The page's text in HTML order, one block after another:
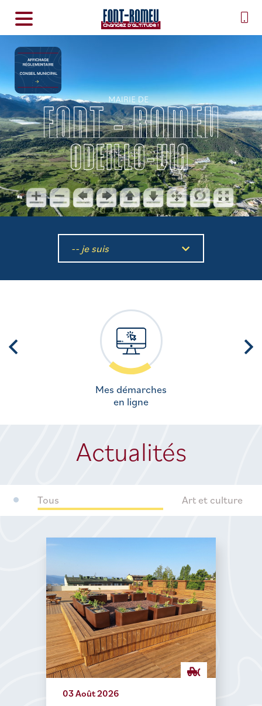
-- je suis
Mes démarches
en ligne
Actualités
Tous Art et culture
03 Août 2026